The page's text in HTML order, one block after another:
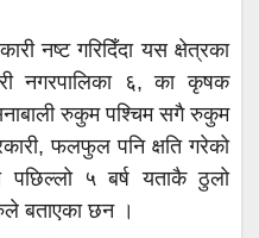
नष्ट गरिदिँदा यस क्षेत्रका
नगरपालिका ६, का कृषक
रुकुम पश्चिम सगै रुकुम
फलफुल पनि क्षति गरेको
५ बर्ष यताकै ठुलो
बताएका छन ।